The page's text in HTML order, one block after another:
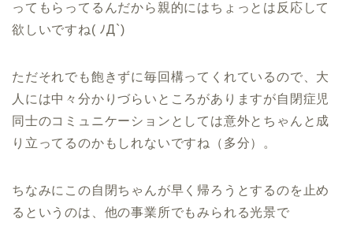
ってもらってるんだから親的にはちょっとは反応して
欲しいですね( ﾉД`)
ただそれでも飽きずに毎回構ってくれているので、大
人には中々分かりづらいところがありますが自閉症児
同士のコミュニケーションとしては意外とちゃんと成
り立ってるのかもしれないですね（多分）。
ちなみにこの自閉ちゃんが早く帰ろうとするのを止め
るというのは、他の事業所でもみられる光景で